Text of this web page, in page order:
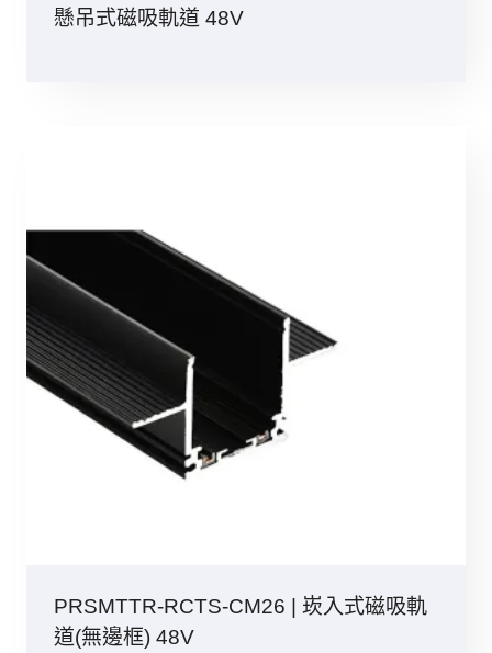
懸吊式磁吸軌道 48V
PRSMTTR-RCTS-CM26 | 崁入式磁吸軌
道(無邊框) 48V